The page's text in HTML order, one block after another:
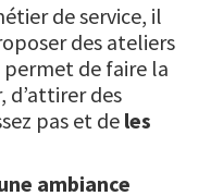
de service, il
des ateliers
permet de faire la
des
pas et de les
ambiance